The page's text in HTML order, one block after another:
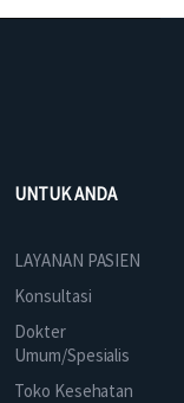
UNTUK ANDA
LAYANAN PASIEN
Konsultasi
Dokter
Umum/Spesialis
Toko Kesehatan